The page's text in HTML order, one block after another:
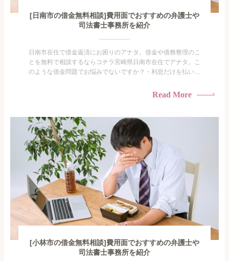
[日南市の借金無料相談]費用面でおすすめの弁護士や
司法書士事務所を紹介
日南市在住で借金返済にお困りのアナタ。借金や債務整理のこ
とを無料で相談するならコチラ宮崎県日南市在住でアナタ。こ
のような借金問題でお悩みでないですか？・利息だけを払い続
られたくない・借金の催促、取り立てで憂鬱になる。・闇金に
がありま...
Read More
[小林市の借金無料相談]費用面でおすすめの弁護士や
司法書士事務所を紹介